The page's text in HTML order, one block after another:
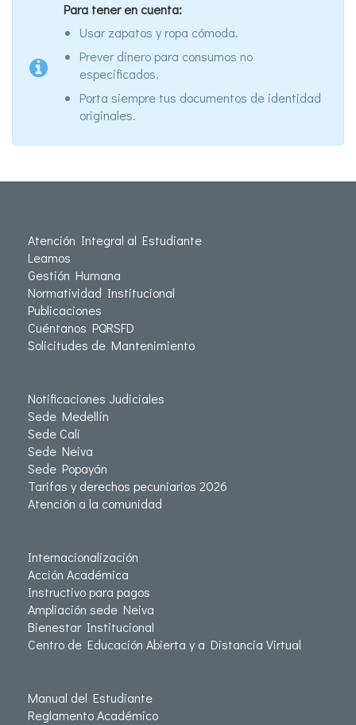
Para tener en cuenta:
Usar zapatos y ropa cómoda.
Prever dinero para consumos no
especificados.
Porta siempre tus documentos de identidad
originales.
Atención Integral al Estudiante
Leamos
Gestión Humana
Normatividad Institucional
Publicaciones
Cuéntanos PQRSFD
Solicitudes de Mantenimiento
Notificaciones Judiciales
Sede Medellín
Sede Cali
Sede Neiva
Sede Popayán
Tarifas y derechos pecuniarios 2026
Atención a la comunidad
Internacionalización
Acción Académica
Instructivo para pagos
Ampliación sede Neiva
Bienestar Institucional
Centro de Educación Abierta y a Distancia Virtual
Manual del Estudiante
Reglamento Académico